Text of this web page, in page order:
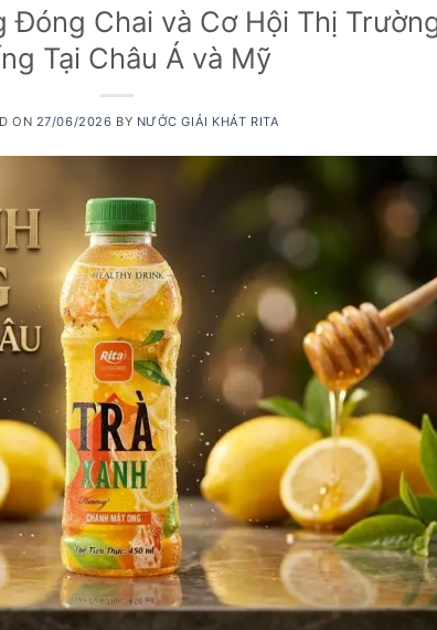
Đóng Chai và Cơ Hội Thị
Tại Châu Á và Mỹ
ON 27/06/2026 BY NƯỚC GIẢI KHÁT RITA